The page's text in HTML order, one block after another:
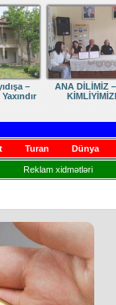
Elmanın öz
Turan Dünya
Reklam xidmətləri